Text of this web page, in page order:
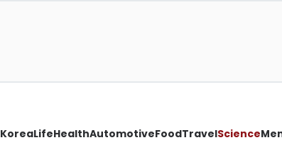
KoreaLifeHealthAutomotiveFoodTravelScience